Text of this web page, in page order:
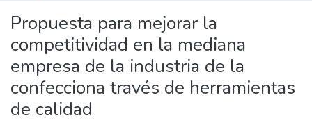
Propuesta para mejorar la
competitividad en la mediana
empresa de la industria de la
confecciona través de herramientas
de calidad